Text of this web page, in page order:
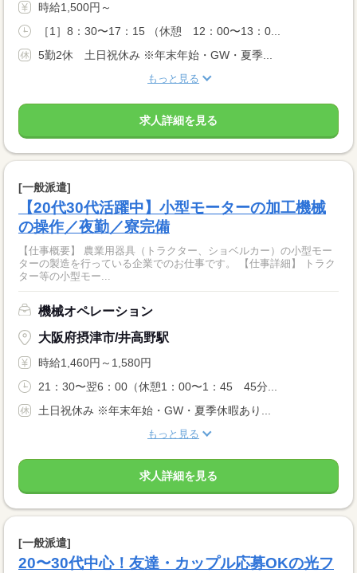
時給1,500円～
［1］8：30〜17：15 （休憩 12：00〜13：0...
5勤2休 土日祝休み ※年末年始・GW・夏季...
もっと見る
求人詳細を見る
[一般派遣]
【20代30代活躍中】小型モーターの加工機械
の操作／夜勤／寮完備
【仕事概要】 農業用器具（トラクター、ショベルカー）の小型モー
ターの製造を行っている企業でのお仕事です。 【仕事詳細】 トラク
ター等の小型モー...
機械オペレーション
大阪府摂津市/井高野駅
時給1,460円～1,580円
21：30〜翌6：00（休憩1：00〜1：45 45分...
土日祝休み ※年末年始・GW・夏季休暇あり...
もっと見る
求人詳細を見る
[一般派遣]
20〜30代中心！友達・カップル応募OKの光フ